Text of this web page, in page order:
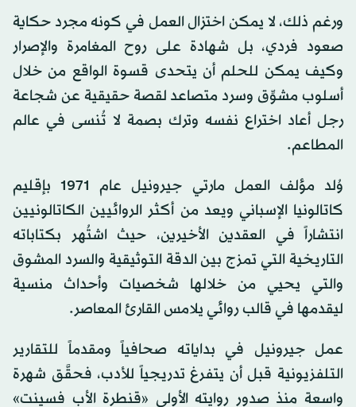
ورغم ذلك، لا يمكن اختزال العمل في كونه مجرد حكاية
صعود فردي، بل شهادة على روح المغامرة والإصرار
وكيف يمكن للحلم أن يتحدى قسوة الواقع من خلال
أسلوب مشوِّق وسرد متصاعد لقصة حقيقية عن شجاعة
رجل أعاد اختراع نفسه وترك بصمة لا تُنسى في عالم
المطاعم.
وُلد مؤلف العمل مارتي جيرونيل عام 1971 بإقليم
كاتالونيا الإسباني ويعد من أكثر الروائيين الكاتالونيين
انتشاراً في العقدين الأخيرين، حيث اشتُهر بكتاباته
التاريخية التي تمزج بين الدقة التوثيقية والسرد المشوق
والتي يحيي من خلالها شخصيات وأحداث منسية
ليقدمها في قالب روائي يلامس القارئ المعاصر.
عمل جيرونيل في بداياته صحافياً ومقدماً للتقارير
التلفزيونية قبل أن يتفرغ تدريجياً للأدب، فحقَّق شهرة
واسعة منذ صدور روايته الأولى «قنطرة الأب فسينت»